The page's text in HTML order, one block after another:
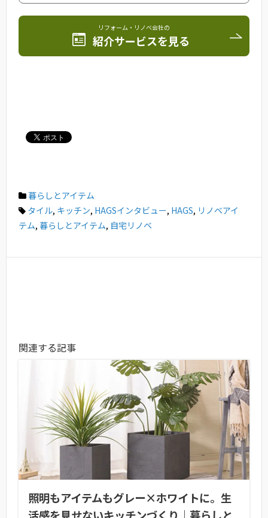
リフォーム・リノベ会社の
紹介サービスを見る
暮らしとアイテム
タイル, キッチン, HAGSインタビュー, HAGS, リノベアイ
テム, 暮らしとアイテム, 自宅リノベ
関連する記事
照明もアイテムもグレー×ホワイトに。生
活感を見せないキッチンづくり｜暮らしと